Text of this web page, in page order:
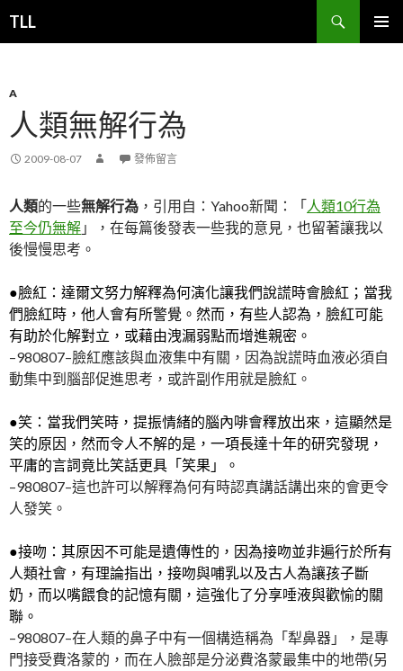
TLL
尋
要
容
A
人類無解行為
2009-08-07 發佈留言
人類的一些無解行為 ，引用自：Yahoo新聞：「人類10行為
至今仍無解 」，在每篇後發表一些我的意見，也留著讓我以
後慢慢思考。
●臉紅：達爾文努力解釋為何演化讓我們說謊時會臉紅；當我
們臉紅時，他人會有所警覺。然而，有些人認為，臉紅可能
有助於化解對立，或藉由洩漏弱點而增進親密。
–980807–臉紅應該與血液集中有關，因為說謊時血液必須自
動集中到腦部促進思考，或許副作用就是臉紅。
●笑：當我們笑時，提振情緒的腦內啡會釋放出來，這顯然是
笑的原因，然而令人不解的是，一項長達十年的研究發現，
平庸的言詞竟比笑話更具「笑果」。
–980807–這也許可以解釋為何有時認真講話講出來的會更令
人發笑。
●接吻：其原因不可能是遺傳性的，因為接吻並非遍行於所有
人類社會，有理論指出，接吻與哺乳以及古人為讓孩子斷
奶，而以嘴餵食的記憶有關，這強化了分享唾液與歡愉的關
聯。
–980807–在人類的鼻子中有一個構造稱為「犁鼻器」，是專
門接受費洛蒙的，而在人臉部是分泌費洛蒙最集中的地帶(另